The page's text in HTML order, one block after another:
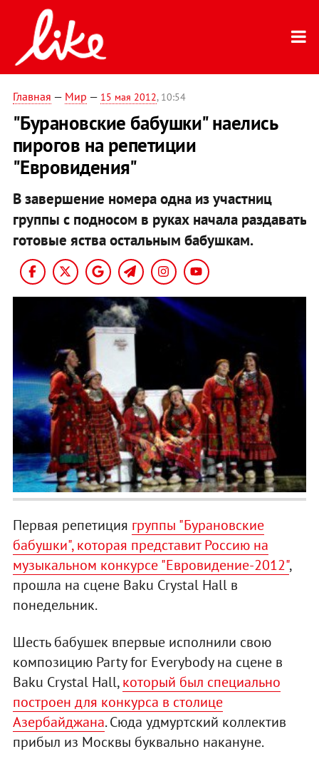
Главная — Мир — 15 мая 2012, 10:54
"Бурановские бабушки" наелись
пирогов на репетиции
"Евровидения"
В завершение номера одна из участниц
группы с подносом в руках начала раздавать
готовые яства остальным бабушкам.
Первая репетиция группы "Бурановские
бабушки", которая представит Россию на
музыкальном конкурсе "Евровидение-2012",
прошла на сцене Baku Crystal Hall в
понедельник.
Шесть бабушек впервые исполнили свою
композицию Party for Everybody на сцене в
Baku Crystal Hall,который был специально
построен для конкурса в столице
Азербайджана. Сюда удмуртский коллектив
прибыл из Москвы буквально накануне.